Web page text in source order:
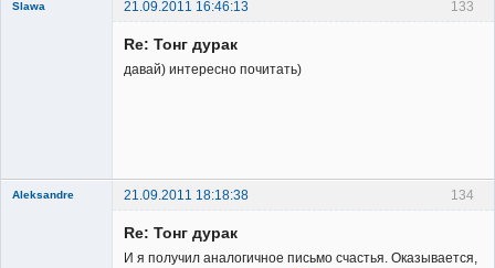
133
Slawa
21.09.2011 16:46:13
Re: Тонг дурак
давай) интересно почитать)
134
Aleksandre
21.09.2011 18:18:38
Re: Тонг дурак
И я получил аналогичное письмо счастья. Оказывается,